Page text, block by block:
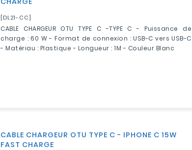
[DL21-CC]
CABLE CHARGEUR OTU TYPE C -TYPE C - Puissance de
charge : 60 W - Format de connexion : USB-C vers USB-C
- Matériau : Plastique - Longueur : 1M - Couleur Blanc
CABLE CHARGEUR OTU TYPE C - IPHONE C 15W
FAST CHARGE